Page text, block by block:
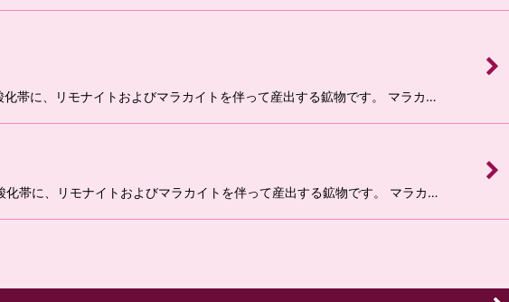
に、リモナイトおよびマラカイトを伴って産出する鉱物です。 マラカ…
帯に、リモナイトおよびマラカイトを伴って産出する鉱物です。 マラカ…